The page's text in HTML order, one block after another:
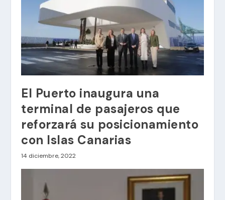
El Puerto inaugura una
terminal de pasajeros que
reforzará su posicionamiento
con Islas Canarias
14 diciembre, 2022